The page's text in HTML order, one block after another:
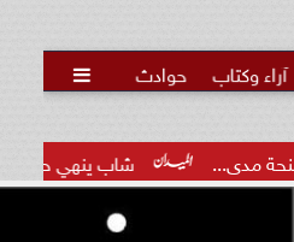
آراء وكتاب حوادث 
شاب ينهي حياة عمه بطعنات نافذة